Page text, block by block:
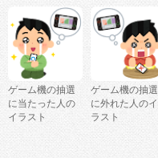
ゲーム機の抽選
に当たった人の
イラスト
ゲーム機の抽選
に外れた人のイ
ラスト